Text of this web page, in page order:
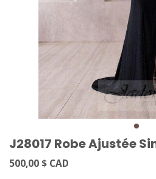
J28017 Robe Ajustée
500,00 $ CAD